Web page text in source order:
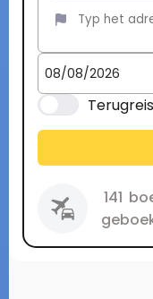
Terugreis
141